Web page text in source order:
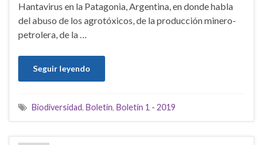
Hantavirus en la Patagonia, Argentina, en donde habla
del abuso de los agrotóxicos, de la producción minero-
petrolera, de la …
Seguir leyendo
Biodiversidad, Boletín, Boletín 1 - 2019